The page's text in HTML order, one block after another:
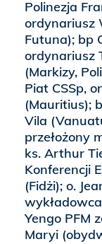
Polinezja
ordynariusz
Futuna); bp
ordynariusz
(Markizy,
Piat CSSp,
(Mauritius);
Vila
przełożony
ks. Arthur
Konferencji
(Fidżi); o.
Yengo PFM
Maryi